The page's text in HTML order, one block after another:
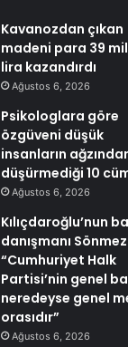
Kavanozdan çıkan
madeni para 39
lira kazandırdı
Ağustos 6, 2026
Psikologlara göre
özgüveni düşük
insanların
düşürmediği 10
Ağustos 6, 2026
Kılıçdaroğlu’nun
danışmanı
“Cumhuriyet Halk
Partisi’nin genel
neredeyse genel
orasıdır”
Ağustos 6, 2026